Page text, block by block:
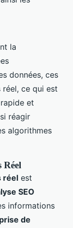
la
données, ces
ce qui est
et
réagir
algorithmes
Réel
réel est
SEO
informations
prise de